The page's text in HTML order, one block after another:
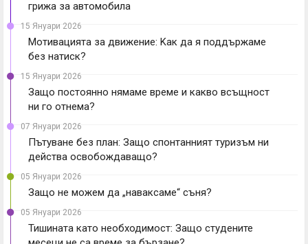
грижа за автомобила
15 Януари 2026
Мотивацията за движение: Kак да я поддържаме
без натиск?
15 Януари 2026
Защо постоянно нямаме време и какво всъщност
ни го отнема?
07 Януари 2026
Пътуване без план: Защо спонтанният туризъм ни
действа освобождаващо?
05 Януари 2026
Защо не можем да „наваксаме“ съня?
05 Януари 2026
Тишината като необходимост: Защо студените